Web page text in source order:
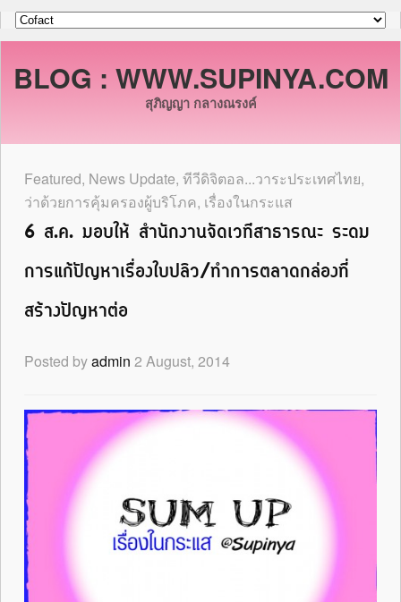
BLOG : WWW.SUPINYA.COM
สุภิญญา กลางณรงค์
Featured, News Update, ทีวีดิจิตอล...วาระประเทศไทย,
ว่าด้วยการคุ้มครองผู้บริโภค, เรื่องในกระแส
6 ส.ค. มอบให้ สำนักงานจัดเวทีสาธารณะ ระดม
การแก้ปัญหาเรื่องใบปลิว/ทำการตลาดกล่องที่
สร้างปัญหาต่อ
Posted byadmin 2 August, 2014